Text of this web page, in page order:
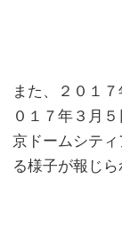
また、２０１
０１７年３月
京ドームシテ
る様子が報じら